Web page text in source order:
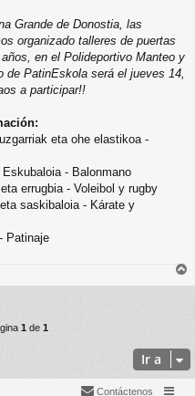
Grande de Donostia, las
organizado talleres de puertas
en el Polideportivo Manteo y
de PatinEskola será el jueves 14,
a participar!!
eta ohe elastikoa -
- Balonmano
errugbia - Voleibol y rugby
saskibaloia - Kárate y
Patinaje
r
1 de 1
Ir a
Contáctenos